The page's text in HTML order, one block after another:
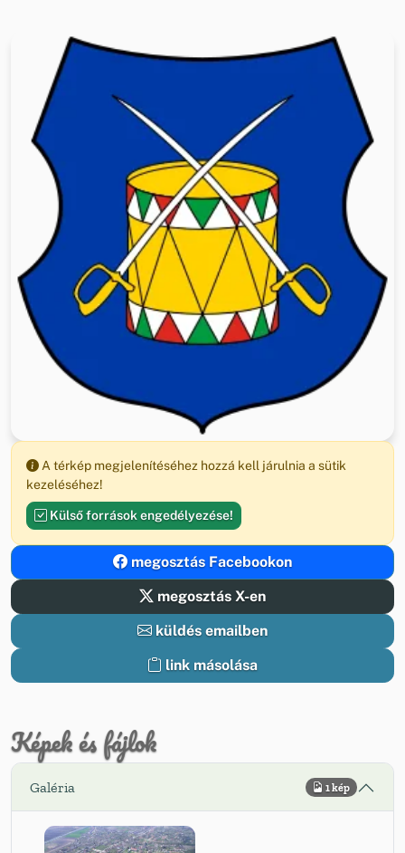
A térkép megjelenítéséhez hozzá kell járulnia a sütik
kezeléséhez!
Külső források engedélyezése!
megosztás Facebookon
megosztás X-en
küldés emailben
link másolása
Képek és fájlok
Galéria 1 kép